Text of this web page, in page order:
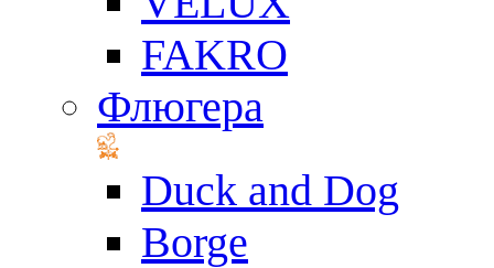
FAKRO
Флюгера
Duck and Dog
Borge